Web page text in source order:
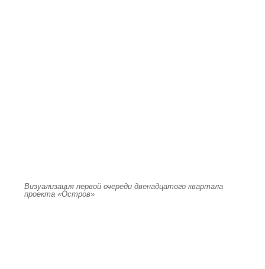
Визуализация первой очереди двенадцатого квартала
проекта «Остров»